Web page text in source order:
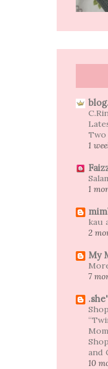
Two
1
1
kau
2
My
7
and
10